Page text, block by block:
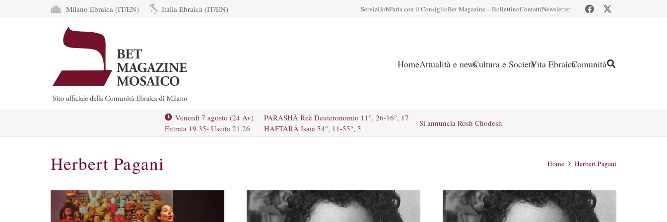
Milano Ebraica (IT/EN) Italia Ebraica (IT/EN) ServiziJobParla con il ConsiglioBet Magazine – BollettinoContattiNewsletter
HomeAttualità e newsCultura e SocietàVita EbraicaComunità
Venerdì 7 agosto (24 Av)
Entrata 19.35- Uscita 21.26
PARASHÀ Reè Deuteronomio 11°, 26-16°, 17
HAFTARÀ Isaia 54°, 11-55°, 5
Si annuncia Rosh Chodesh
Herbert Pagani Home Herbert Pagani